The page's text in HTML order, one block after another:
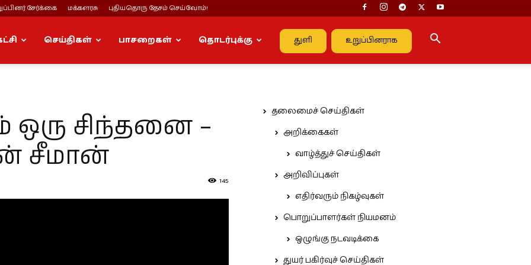
சேர்க்கை மக்களரசு புதியதொரு தேசம் செய்வோம்!
துளி உறுப்பினராக
செய்திகள் பாசறைகள் தொடர்புக்கு
ஒரு சிந்தனை –
சீமான்
145
தலைமைச் செய்திகள்
அறிக்கைகள்
வாழ்த்துச் செய்திகள்
அறிவிப்புகள்
எதிர்வரும் நிகழ்வுகள்
பொறுப்பாளர்கள் நியமனம்
ஒழுங்கு நடவடிக்கை
துயர் பகிர்வுச் செய்திகள்